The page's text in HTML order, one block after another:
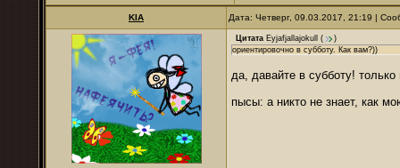
KIA Дата: Четверг, 09.03.2017, 21:19 |
Цитата Eyjafjallajokull (
)
ориентировочно в субботу. Как вам?))
да, давайте в субботу!
пысы: а никто не знает, как